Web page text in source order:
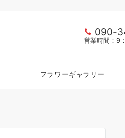
090-
営業時間：9
フラワーギャラリー